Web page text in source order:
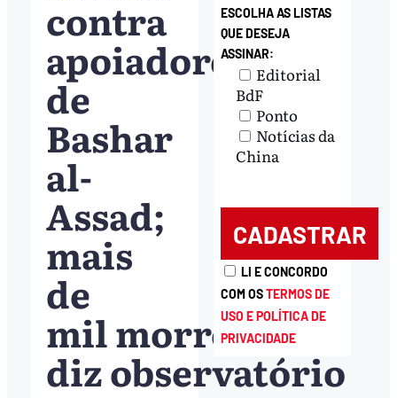
contra
apoiadores
de
Bashar
al-
Assad;
mais
de
mil morreram,
diz observatório
ESCOLHA AS LISTAS
QUE DESEJA
ASSINAR:
Editorial
BdF
Ponto
Notícias da
China
LI E CONCORDO
COM OSTERMOS DE
USO E POLÍTICA DE
PRIVACIDADE